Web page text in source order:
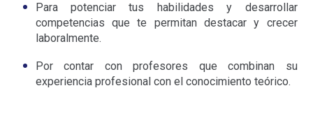
Para potenciar tus habilidades y desarrollar
competencias que te permitan destacar y crecer
laboralmente.
Por contar con profesores que combinan su
experiencia profesional con el conocimiento teórico.